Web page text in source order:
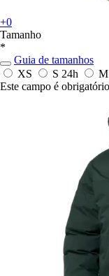
+0
Tamanho
*
Guia de tamanhos
XS
S 24h M
Este campo é obrigatório